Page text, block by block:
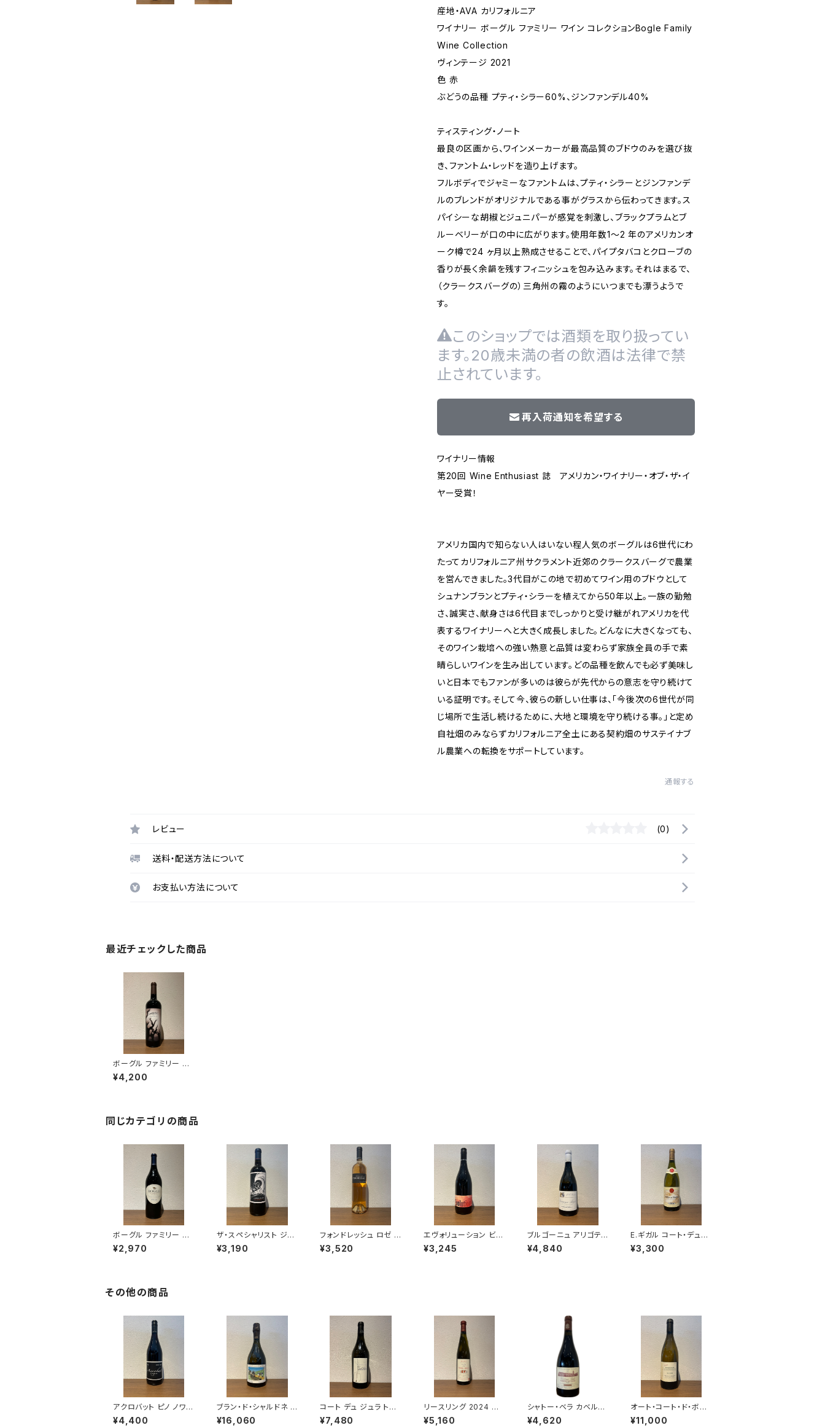
産地・AVA カリフォルニア
ワイナリー ボーグル ファミリー ワイン コレクションBogle Family
Wine Collection
ヴィンテージ 2021
色 赤
ぶどうの品種 プティ・シラー60%、ジンファンデル40%
ティスティング・ノート
最良の区画から、ワインメーカーが最高品質のブドウのみを選び抜
き、ファントム・レッドを造り上げます。
フルボディでジャミーなファントムは、プティ・シラーとジンファンデ
ルのブレンドがオリジナルである事がグラスから伝わってきます。ス
パイシーな胡椒とジュニパーが感覚を刺激し、ブラックプラムとブ
ルーベリーが口の中に広がります。使用年数1～2 年のアメリカンオ
ーク樽で24 ヶ月以上熟成させることで、パイプタバコとクローブの
香りが長く余韻を残すフィニッシュを包み込みます。それはまるで、
（クラークスバーグの）三角州の霧のようにいつまでも漂うようで
す。
このショップでは酒類を取り扱ってい
ます。20歳未満の者の飲酒は法律で禁
止されています。
再入荷通知を希望する
ワイナリー情報
第20回 Wine Enthusiast 誌 アメリカン・ワイナリー・オブ・ザ・イ
ヤー受賞！
アメリカ国内で知らない人はいない程人気のボーグルは6世代にわ
たってカリフォルニア州サクラメント近郊のクラークスバーグで農業
を営んできました。3代目がこの地で初めてワイン用のブドウとして
シュナンブランとプティ・シラーを植えてから50年以上。一族の勤勉
さ、誠実さ、献身さは6代目までしっかりと受け継がれアメリカを代
表するワイナリーへと大きく成長しました。どんなに大きくなっても、
そのワイン栽培への強い熱意と品質は変わらず家族全員の手で素
晴らしいワインを生み出しています。どの品種を飲んでも必ず美味し
いと日本でもファンが多いのは彼らが先代からの意志を守り続けて
いる証明です。そして今、彼らの新しい仕事は、「今後次の6世代が同
じ場所で生活し続けるために、大地と環境を守り続ける事。」と定め
自社畑のみならずカリフォルニア全土にある契約畑のサステイナブ
ル農業への転換をサポートしています。
通報する
レビュー (0)
送料・配送方法について
お支払い方法について
最近チェックした商品
ボーグル ファミリー ワ
イン コレクション ファ
ントム 2021
¥4,200
同じカテゴリの商品
ボーグル ファミリー ヴ
ィンヤーズ プティ シラ
ー 2022
¥2,970
ザ・スペシャリスト ジン
ファンデル 2021 赤ワイ
ン 750ml
¥3,190
フォンドレッシュ ロゼ 2
024 ドメーヌ・ド・フォン
ドレッシュ ロゼワイン
¥3,520
エヴォリューション ビッ
グ タイム レッド 2023
ソーコル・ブロッサー 赤
¥3,245
ブルゴーニュ アリゴテ 2
024 ジャン・マルク・ボ
ワイヨ 白ワイン ブルゴ
¥4,840
E.ギガル コート・デュ・
ローヌ・ブラン 2022 白
ワイン フランス ローヌ
¥3,300
その他の商品
アクロバット ピノ ノワー
ル 2023 赤ワイン 750
ml
¥4,400
ブラン・ド・シャルドネ N
V シャヴォスト シャンパ
ーニュ 750ml
¥16,060
コート デュ ジュラ トラ
ディション 2022 750m
l クールベ 白ワイン フ
¥7,480
リースリング 2024 ピ
エール・フリック 白ワイ
ン 750ml
¥5,160
シャトー・ベラ カベル
ネ・ソーヴィニヨン 201
9 エゴン・ミュラー 赤ワ
¥4,620
オート・コート・ド・ボー
ヌ ブラン レ・コテ・グラ
ニト 2022 ドメーヌ・ド・
¥11,000